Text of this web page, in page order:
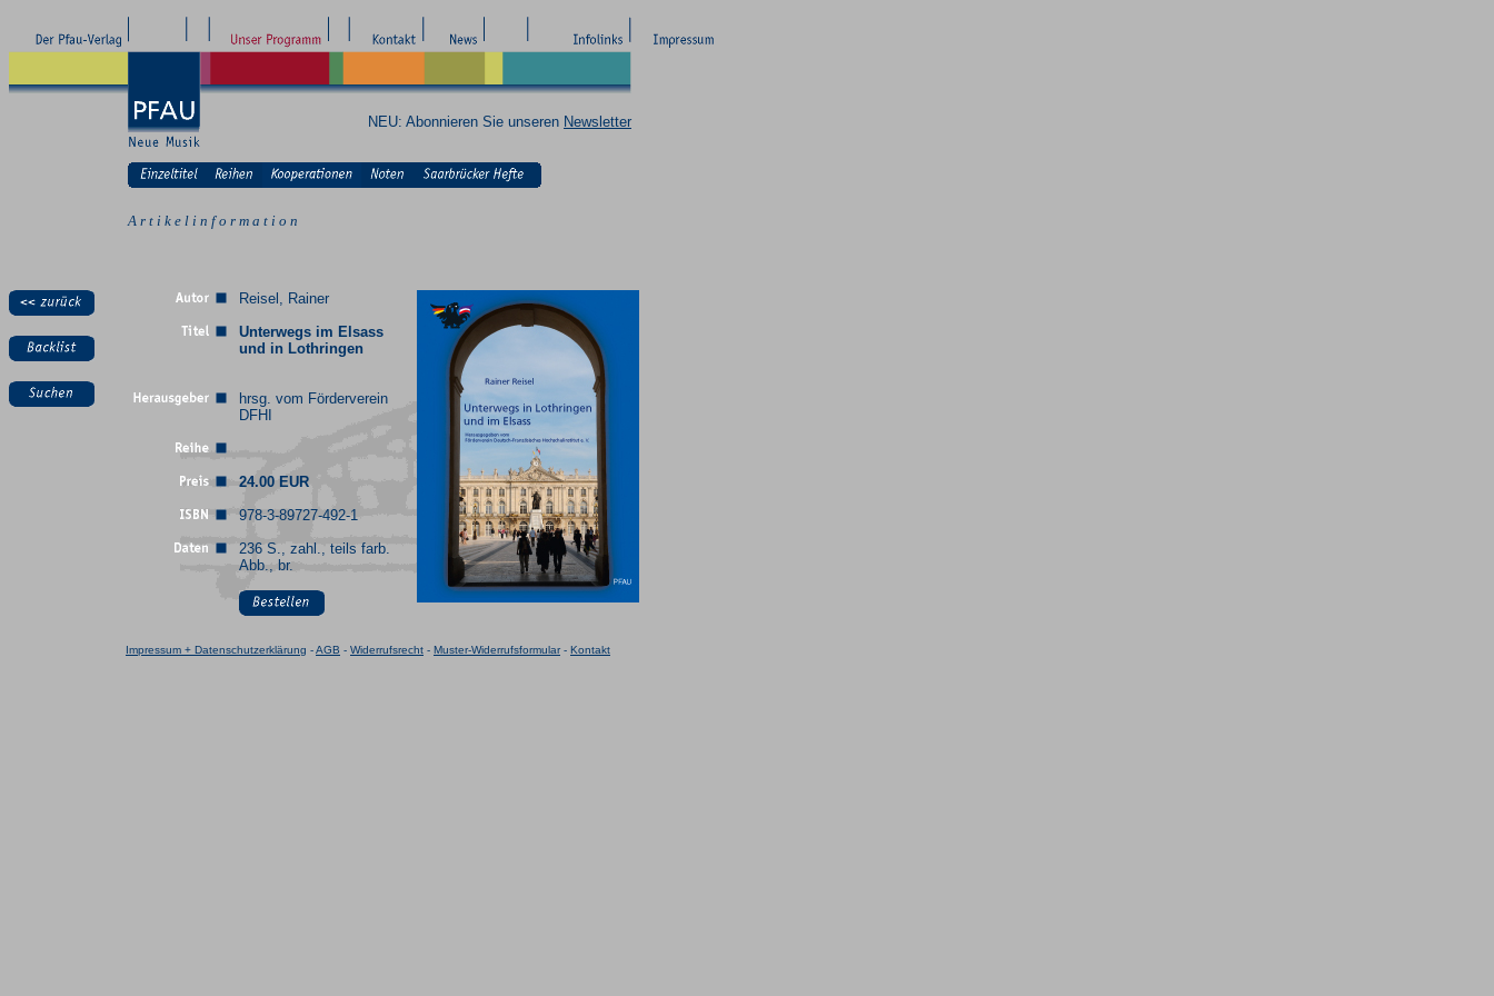
NEU: Abonnieren Sie unseren Newsletter
A r t i k e l i n f o r m a t i o n
Reisel, Rainer
Unterwegs im Elsass
und in Lothringen
hrsg. vom Förderverein
DFHI
24.00 EUR
978-3-89727-492-1
236 S., zahl., teils farb.
Abb., br.
Impressum + Datenschutzerklärung -AGB - Widerrufsrecht - Muster-Widerrufsformular- Kontakt